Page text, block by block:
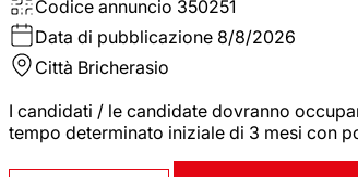
Codice annuncio 350251
Data di pubblicazione 8/8/2026
Città Bricherasio
I candidati / le candidate dovranno
tempo determinato iniziale di 3 mesi con